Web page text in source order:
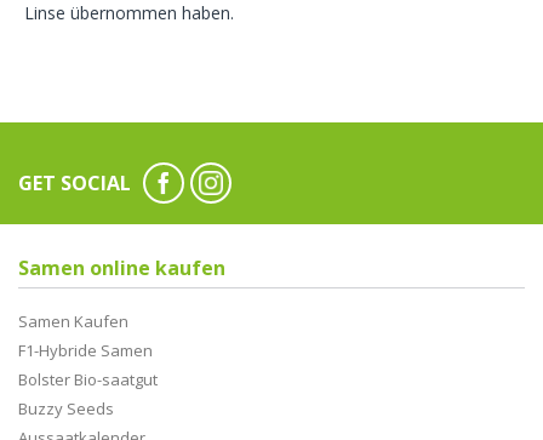
Linse übernommen haben.
GET SOCIAL
Samen online kaufen
Samen Kaufen
F1-Hybride Samen
Bolster Bio-saatgut
Buzzy Seeds